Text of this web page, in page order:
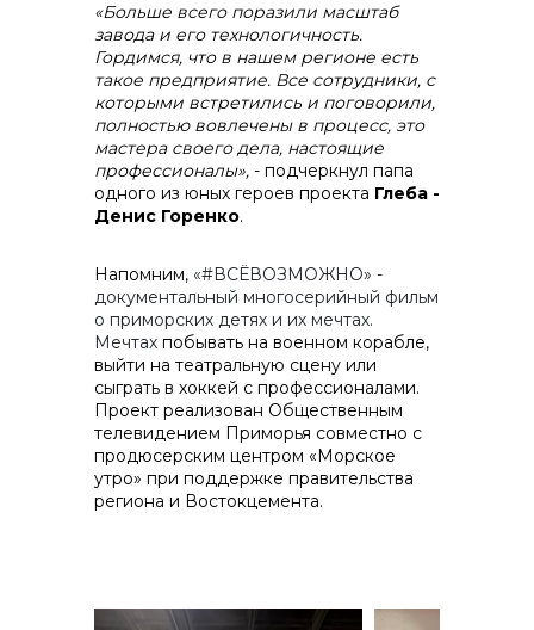
«Больше всего поразили масштаб
завода и его технологичность.
Гордимся, что в нашем регионе есть
такое предприятие. Все сотрудники, с
которыми встретились и поговорили,
полностью вовлечены в процесс, это
мастера своего дела, настоящие
профессионалы», - подчеркнул папа
одного из юных героев проекта Глеба -
Денис Горенко.
Напомним, «#ВСЁВОЗМОЖНО» -
документальный многосерийный фильм
о приморских детях и их мечтах.
Мечтах побывать на военном корабле,
выйти на театральную сцену или
сыграть в хоккей с профессионалами.
Проект реализован Общественным
телевидением Приморья совместно с
продюсерским центром «Морское
утро» при поддержке правительства
региона и Востокцемента.